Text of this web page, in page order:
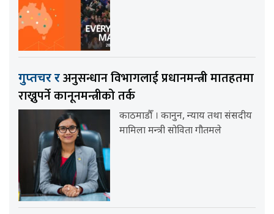
गुप्तचर रअनुसन्धान विभागलाई प्रधानमन्त्री मातहतमा
राख्नुपर्ने कानूनमन्त्रीको तर्क
काठमाडौँ । कानुन, न्याय तथा संसदीय
मामिला मन्त्री सोविता गौतमले